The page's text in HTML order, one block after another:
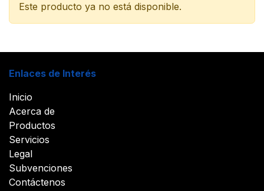
Este producto ya no está disponible.
Enlaces de Interés
Inicio
Acerca de
Productos
Servicios
Legal
Subvenciones
Contáctenos